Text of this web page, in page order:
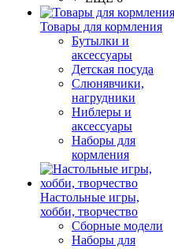
Товары для кормления
Бутылки и
аксессуары
Детская посуда
Слюнявчики,
нагрудники
Ниблеры и
аксессуары
Наборы для
кормления
Настольные игры,
хобби, творчество
Сборные модели
Наборы для